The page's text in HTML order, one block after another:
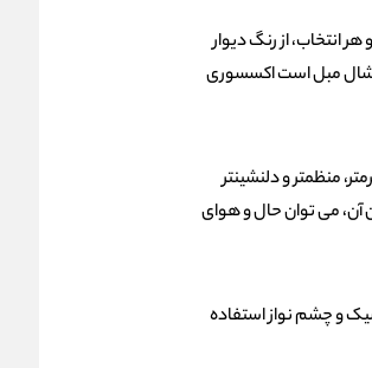
انتخاب، از رنگ دیوار
شال مبل است اکسسوری‌
منظمتر و دلنشینتر
آن، می‌ توان حال‌ و‌ هوای
و چشم‌ نواز استفاده